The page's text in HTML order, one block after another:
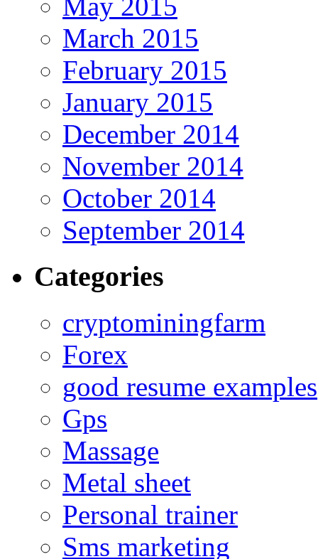
May 2015
March 2015
February 2015
January 2015
December 2014
November 2014
October 2014
September 2014
Categories
cryptominingfarm
Forex
good resume examples
Gps
Massage
Metal sheet
Personal trainer
Sms marketing